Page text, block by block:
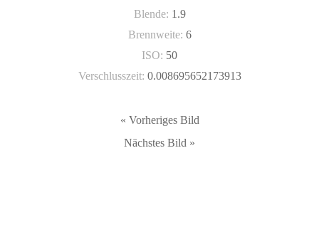
Blende: 1.9
Brennweite: 6
ISO: 50
Verschlusszeit: 0.008695652173913
« Vorheriges Bild
Nächstes Bild »